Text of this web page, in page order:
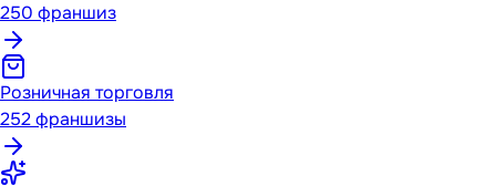
250 франшиз
Розничная торговля
252франшизы